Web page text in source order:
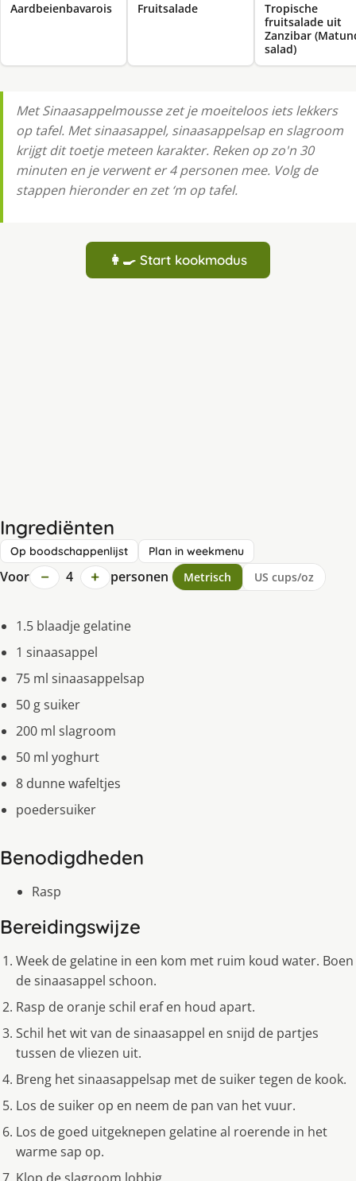
Aardbeienbavarois Fruitsalade
Tropische
fruitsalade uit
Zanzibar
salad)
Met Sinaasappelmousse zet je moeiteloos iets lekkers
op tafel. Met sinaasappel, sinaasappelsap en slagroom
krijgt dit toetje meteen karakter. Reken op zo'n 30
minuten en je verwent er 4 personen mee. Volg de
stappen hieronder en zet ‘m op tafel.
👩‍🍳 Start kookmodus
Ingrediënten
Op boodschappenlijst Plan in weekmenu
Voor − 4 + personen Metrisch US cups/oz
1.5 blaadje gelatine
1 sinaasappel
75 ml sinaasappelsap
50 g suiker
200 ml slagroom
50 ml yoghurt
8 dunne wafeltjes
poedersuiker
Benodigdheden
Rasp
Bereidingswijze
Week de gelatine in een kom met ruim koud water. Boen
de sinaasappel schoon.
Rasp de oranje schil eraf en houd apart.
Schil het wit van de sinaasappel en snijd de partjes
tussen de vliezen uit.
Breng het sinaasappelsap met de suiker tegen de kook.
Los de suiker op en neem de pan van het vuur.
Los de goed uitgeknepen gelatine al roerende in het
warme sap op.